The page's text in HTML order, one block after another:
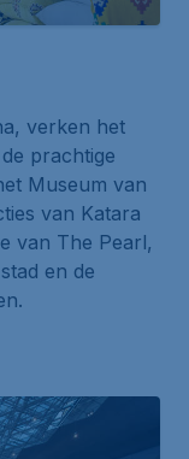
verken het
prachtige
Museum van
van Katara
van The Pearl,
en de